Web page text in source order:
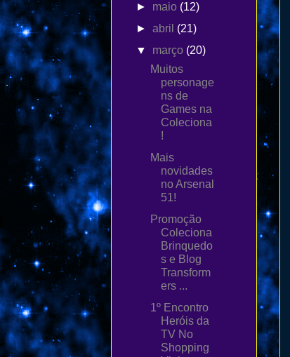
► maio (12)
►abril (21)
▼ março (20)
Muitos
personage
ns de
Games na
Coleciona
!
Mais
novidades
no Arsenal
51!
Promoção
Coleciona
Brinquedo
s e Blog
Transform
ers ...
1º Encontro
Heróis da
TV No
Shopping